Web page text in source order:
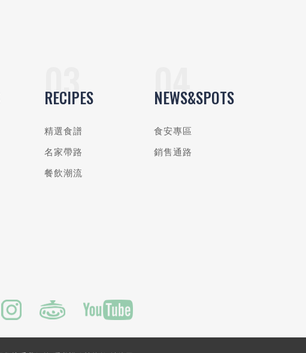
RECIPES
精選食譜
名家帶路
餐飲潮流
NEWS&SPOTS
食安專區
銷售通路